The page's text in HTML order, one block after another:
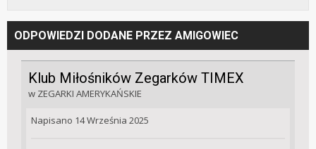
ODPOWIEDZI DODANE PRZEZ AMIGOWIEC
Klub Miłośników Zegarków TIMEX
w ZEGARKI AMERYKAŃSKIE
Napisano 14 Września 2025